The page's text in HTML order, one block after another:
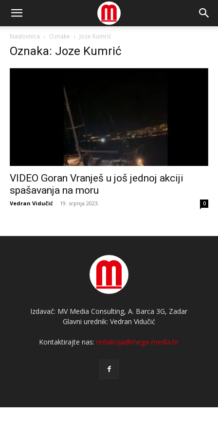
Naslovnica Oznake Joze Kumrić
Oznaka: Joze Kumrić
VIDEO Goran Vranješ u još jednoj akciji
spašavanja na moru
Vedran Vidučić - 19. srpnja 2023. 0
Izdavač: MV Media Consulting, A. Barca 3G, Zadar
Glavni urednik: Vedran Vidučić
Kontaktirajte nas:redakcija@mega-media.hr